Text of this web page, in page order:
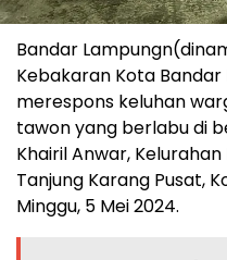
Bandar
Kebakaran Kota
merespons keluhan
tawon yang berlabu di
Khairil Anwar,
Tanjung Karang Pusat,
Minggu, 5 Mei 2024.